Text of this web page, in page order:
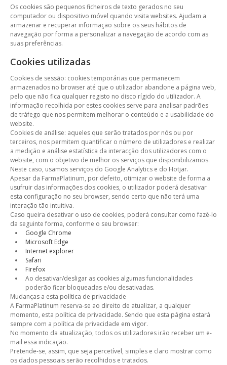
Os cookies são pequenos ficheiros de texto gerados no seu
computador ou dispositivo móvel quando visita websites. Ajudam a
armazenar e recuperar informação sobre os seus hábitos de
navegação por forma a personalizar a navegação de acordo com as
suas preferências.
Cookies utilizadas
Cookies de sessão: cookies temporárias que permanecem
armazenados no browser até que o utilizador abandone a página web,
pelo que não fica qualquer registo no disco rígido do utilizador. A
informação recolhida por estes cookies serve para analisar padrões
de tráfego que nos permitem melhorar o conteúdo e a usabilidade do
website.
Cookies de análise: aqueles que serão tratados por nós ou por
terceiros, nos permitem quantificar o número de utilizadores e realizar
a medição e análise estatística da interacção dos utilizadores com o
website, com o objetivo de melhor os serviços que disponibilizamos.
Neste caso, usamos serviços do Google Analytics e do Hotjar.
Apesar da FarmaPlatinum, por defeito, otimizar o website de forma a
usufruir das informações dos cookies, o utilizador poderá desativar
esta configuração no seu browser, sendo certo que não terá uma
interação tão intuitiva.
Caso queira desativar o uso de cookies, poderá consultar como fazê-lo
da seguinte forma, conforme o seu browser:
Google Chrome
Microsoft Edge
Internet explorer
Safari
Firefox
Ao desativar/desligar as cookies algumas funcionalidades
poderão ficar bloqueadas e/ou desativadas.
Mudanças a esta política de privacidade
A FarmaPlatinum reserva-se ao direito de atualizar, a qualquer
momento, esta política de privacidade. Sendo que esta página estará
sempre com a política de privacidade em vigor.
No momento da atualização, todos os utilizadores irão receber um e-
mail essa indicação.
Pretende-se, assim, que seja percetível, simples e claro mostrar como
os dados pessoais serão recolhidos e tratados.